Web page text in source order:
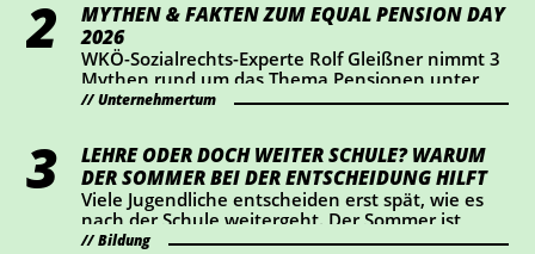
sollte jetzt prüfen, ob Handlungsbedarf besteht.
MYTHEN & FAKTEN ZUM EQUAL PENSION DAY
2026
WKÖ-Sozialrechts-Experte Rolf Gleißner nimmt 3
Mythen rund um das Thema Pensionen unter
die Lupe und liefert Fakten.
Unternehmertum
LEHRE ODER DOCH WEITER SCHULE? WARUM
DER SOMMER BEI DER ENTSCHEIDUNG HILFT
Viele Jugendliche entscheiden erst spät, wie es
nach der Schule weitergeht. Der Sommer ist
ideal, um Lehrberufe auszuprobieren und Fragen
Bildung